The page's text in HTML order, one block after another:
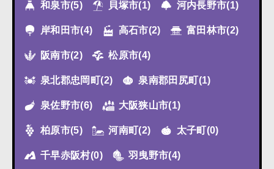
和泉市(5) 貝塚市(1) 河内長野市(1)
岸和田市(4) 高石市(2) 富田林市(2)
阪南市(2) 松原市(4)
泉北郡忠岡町(2) 泉南郡田尻町(1)
泉佐野市(6) 大阪狭山市(1)
柏原市(5) 河南町(2) 太子町(0)
千早赤阪村(0) 羽曳野市(4)